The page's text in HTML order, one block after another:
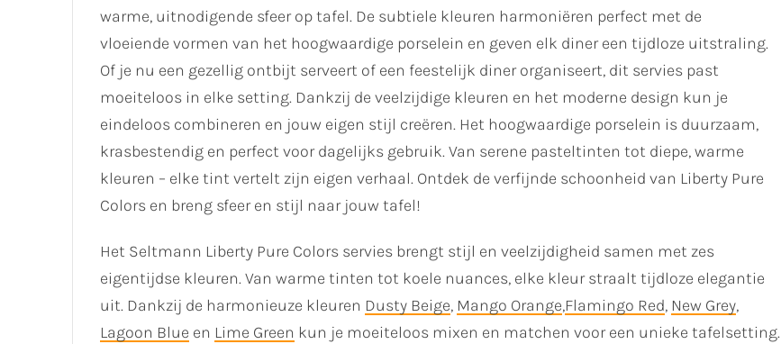
warme, uitnodigende sfeer op tafel. De subtiele kleuren harmoniëren perfect met de
vloeiende vormen van het hoogwaardige porselein en geven elk diner een tijdloze uitstraling.
Of je nu een gezellig ontbijt serveert of een feestelijk diner organiseert, dit servies past
moeiteloos in elke setting. Dankzij de veelzijdige kleuren en het moderne design kun je
eindeloos combineren en jouw eigen stijl creëren. Het hoogwaardige porselein is duurzaam,
krasbestendig en perfect voor dagelijks gebruik. Van serene pasteltinten tot diepe, warme
kleuren – elke tint vertelt zijn eigen verhaal. Ontdek de verfijnde schoonheid van Liberty Pure
Colors en breng sfeer en stijl naar jouw tafel!
Het Seltmann Liberty Pure Colors servies brengt stijl en veelzijdigheid samen met zes
eigentijdse kleuren. Van warme tinten tot koele nuances, elke kleur straalt tijdloze elegantie
uit. Dankzij de harmonieuze kleuren Dusty Beige, Mango Orange,Flamingo Red, New Grey,
Lagoon Blue en Lime Green kun je moeiteloos mixen en matchen voor een unieke tafelsetting.